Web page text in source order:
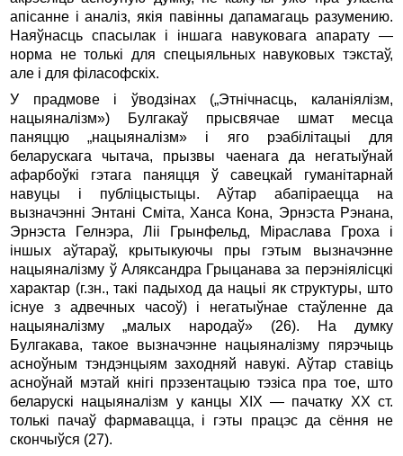
апісанне i аналіз, якія павінны дапамагаць разумению.
Наяўнасць спасылак i іншага на­вуковага апарату —
норма не толькі для спецыяльных навуковых тэкстаў,
але i для філасофскіх.
У прадмове i ўводзінах („Этнічнасць, каланіялізм,
нацыяналізм») Булгакаў прысвячае шмат месца
паняццю „нацыяналізм» i яго рэабілітацыі для
беларускага чытача, прызвы чаенага да негатыўнай
афарбоўкі гэтага паняцця ў савецкай гуманітарнай
навуцы i публіцыстыцы. Аўтар абапіраецца на
вызначэнні Энтані Сміта, Ханса Кона, Эрнэста Рэнана,
Эрнэста Гелнэра, Ліі Грынфельд, Міраслава Гроха i
іншых аўтараў, крытыкуючы пры гэтым вызначэнне
нацыяналізму ў Аляксандра Грыцанава за перэніялісцкі
характар (г.зн., такі падыход да нацыі як структуры, што
існуе з адвечных часоў) i негатыўнае стаўленне да
нацыяналізму „малых народаў» (26). На думку
Булгакава, такое вызна­чэнне нацыяналізму пярэчыць
асноўным тэндэнцыям заходняй навукі. Аўтар ставіць
асноўнай мэтай кнігі прэзентацыю тэзіса пра тое, што
беларускі нацыяналізм у канцы XIX — пачатку XX ст.
толькі пачаў фармавацца, i гэты працэс да сёння не
скончыўся (27).